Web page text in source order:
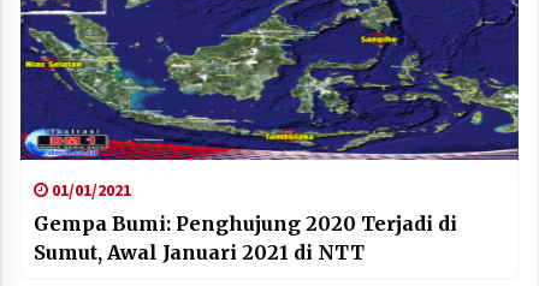
01/01/2021
Gempa Bumi: Penghujung 2020 Terjadi di
Sumut, Awal Januari 2021 di NTT